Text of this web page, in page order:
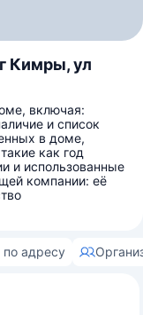
Кимры, ул
включая:
и список
в доме,
как год
и использованные
компании: её
адресу